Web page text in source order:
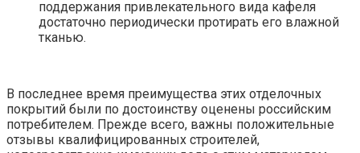
поддержания привлекательного вида кафеля
достаточно периодически протирать его влажной
тканью.
В последнее время преимущества этих отделочных
покрытий были по достоинству оценены российским
потребителем. Прежде всего, важны положительные
отзывы квалифицированных строителей,